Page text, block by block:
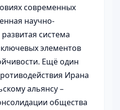
современных
научно-
система
элементов
Ещё один
Ирана
альянсу –
общества